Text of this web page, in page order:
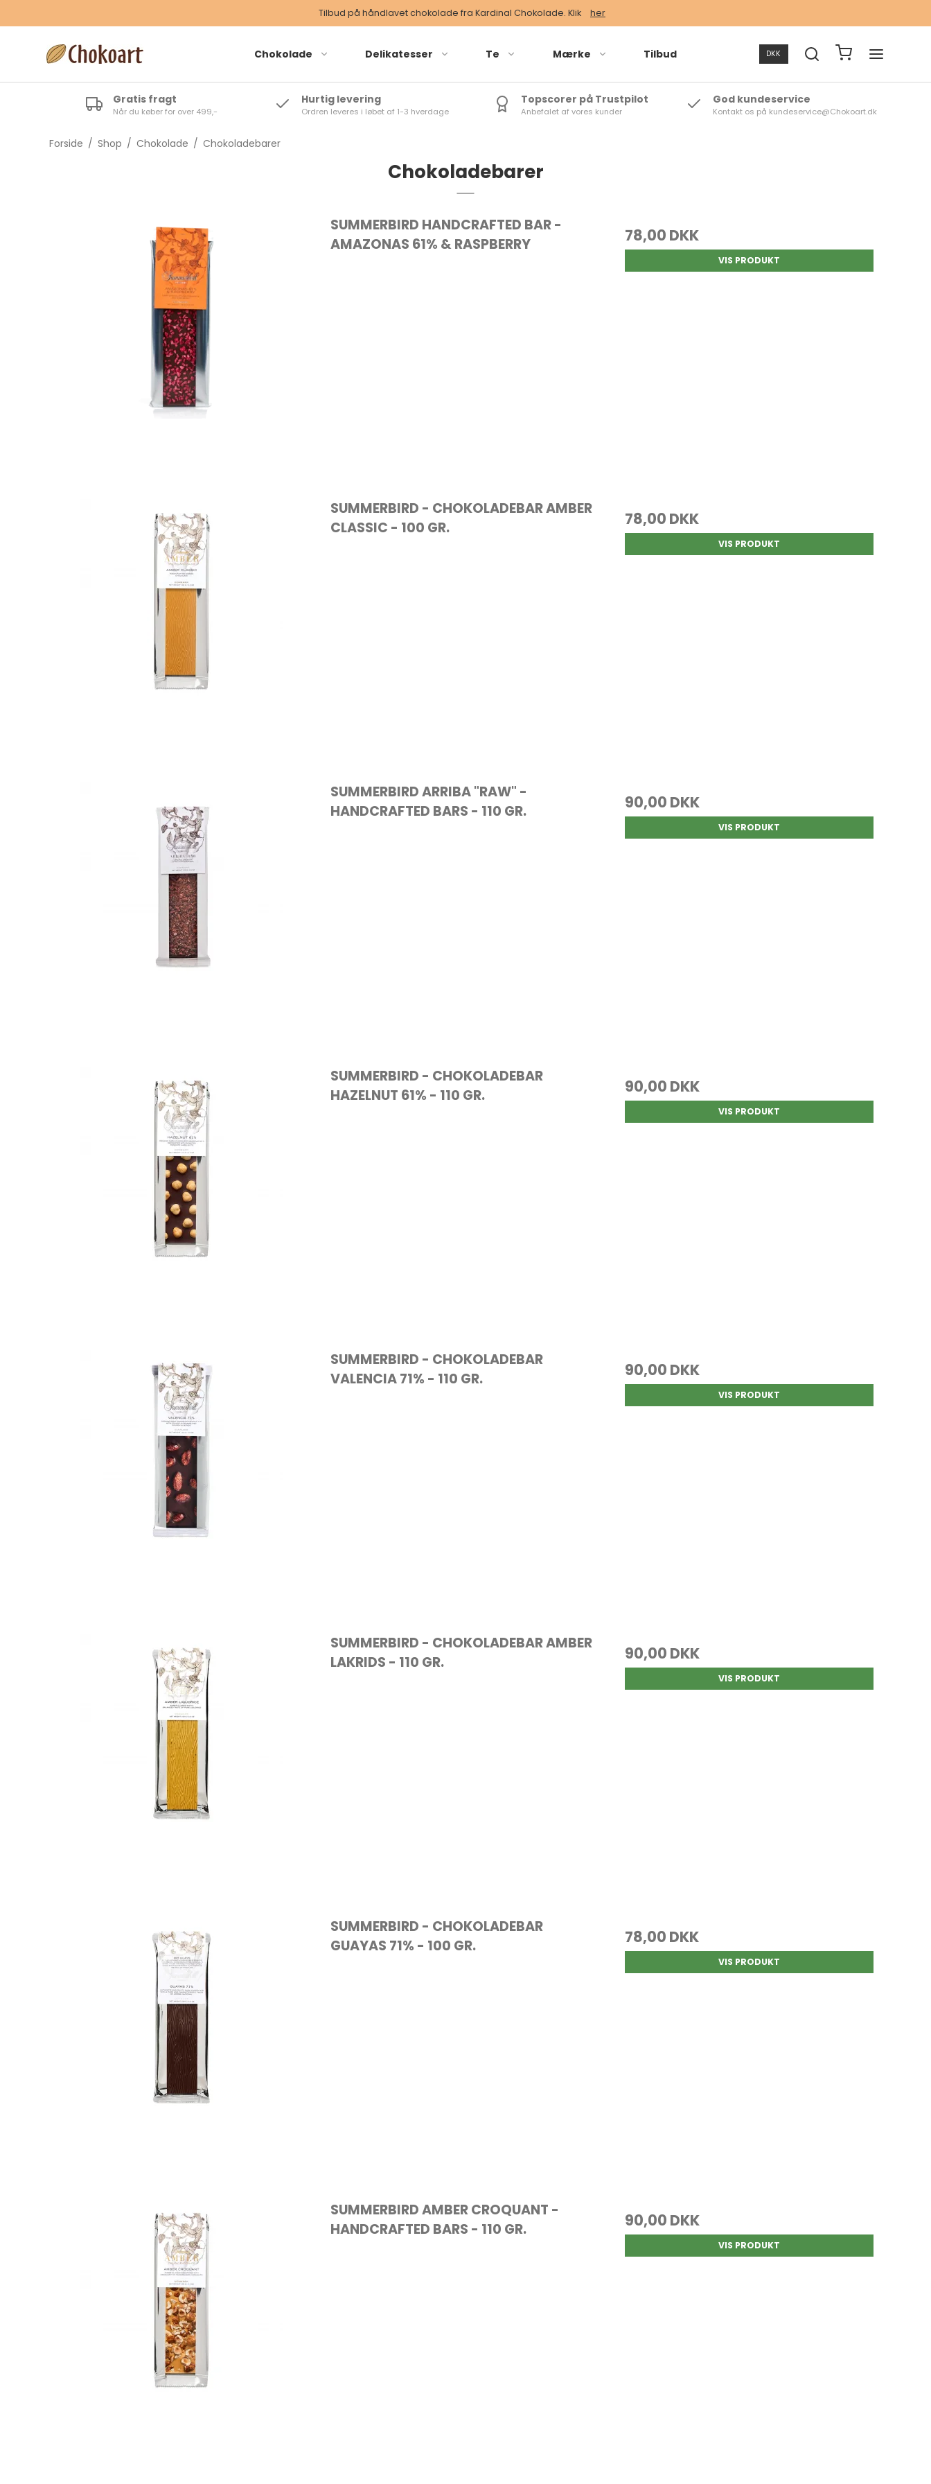
Tilbud på håndlavet chokolade fra Kardinal Chokolade. Klik her
Chokolade Delikatesser Te
Løs vægt
Løs vægt
Tebreve
Grøn te
Mærke Tilbud DKK
Gratis fragt
Når du køber for over 499,-
Hurtig levering
Ordren leveres i løbet af 1-3 hverdage
Topscorer på Trustpilot
Anbefalet af vores kunder
God kundeservice
Kontakt os på kundeservice@Chokoart.dk
Forside / Shop / Chokolade / Chokoladebarer
Chokoladebarer
SUMMERBIRD HANDCRAFTED BAR -
AMAZONAS 61% & RASPBERRY
78,00 DKK
VIS PRODUKT
SUMMERBIRD - CHOKOLADEBAR AMBER
CLASSIC - 100 GR.
78,00 DKK
VIS PRODUKT
SUMMERBIRD ARRIBA "RAW" -
HANDCRAFTED BARS - 110 GR.
90,00 DKK
VIS PRODUKT
SUMMERBIRD - CHOKOLADEBAR
HAZELNUT 61% - 110 GR.
90,00 DKK
VIS PRODUKT
SUMMERBIRD - CHOKOLADEBAR
VALENCIA 71% - 110 GR.
90,00 DKK
VIS PRODUKT
SUMMERBIRD - CHOKOLADEBAR AMBER
LAKRIDS - 110 GR.
90,00 DKK
VIS PRODUKT
SUMMERBIRD - CHOKOLADEBAR
GUAYAS 71% - 100 GR.
78,00 DKK
VIS PRODUKT
SUMMERBIRD AMBER CROQUANT -
HANDCRAFTED BARS - 110 GR.
90,00 DKK
VIS PRODUKT